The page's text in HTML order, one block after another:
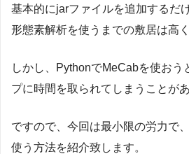
基本的にjarファイルを追加するだ
形態素解析を使うまでの敷居は高
しかし、PythonでMeCabを使おう
プに時間を取られてしまうことがあ
ですので、今回は最小限の労力で
使う方法を紹介致します。